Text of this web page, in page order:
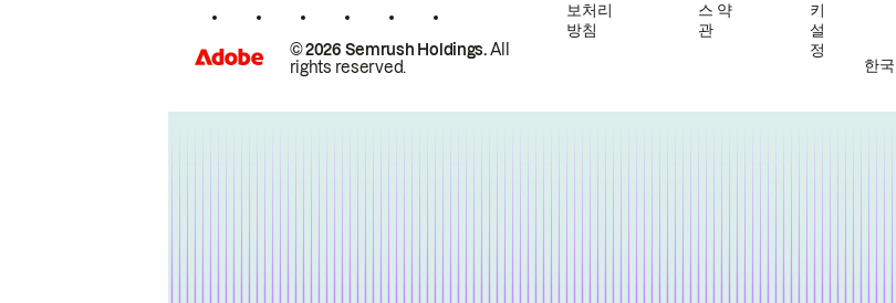
© 2026 Semrush Holdings.All
rights reserved.
보처리
방침
스 약
관
키
설
정
한